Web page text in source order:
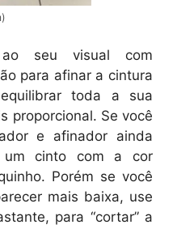
seu visual com
para afinar a cintura
toda a sua
proporcional. Se você
e afinador ainda
um cinto com a cor
Porém se você
mais baixa, use
para “cortar” a